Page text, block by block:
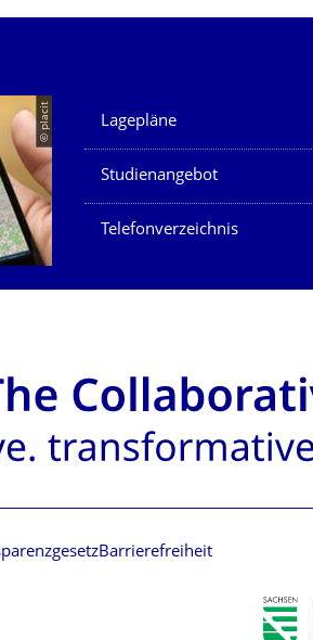
© placit Unsere Dienste
Lagepläne
Studienangebot
Telefonverzeichnis
Barrierefreiheit